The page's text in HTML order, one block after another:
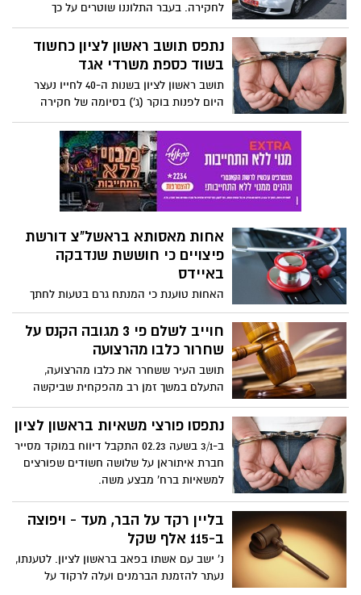
לחקירה. בעבר התלוננו שוטרים על כך
שעמיתתם נהנית מגישה לחומר מסווג בעודה
נשואה ליעד מודיעיני
נתפס תושב ראשון לציון כחשוד
בשוד כספת משרדי אגד
תושב ראשון לציון בשנות ה-40 לחייו נעצר
היום לפנות בוקר (ג') בסיומה של חקירה
סמויה מאומצת שניהלה היחידה ללוחמה
בפשיעה של משטרת ראשל"צ בעקבות תלונה
שנתקבלה לפני כחודש על גניבת 300,000
שקלים במזומן ואקדח בפריצה מתוחכמת
לכספת במשרדי אגד בעיר.
אחות מאסותא בראשל"צ דורשת
פיצויים כי חוששת שנדבקה
באיידס
האחות טוענת כי המנתח גרם בטעות לחתך
באצבעה ולאחר שהתברר כי המנותח הינו
נשא נגיף האיידס היא נזקקה לטיפול תרופתי
מונע שכתוצאה ממנו נגרמו לה נזקים גופניים
חוייב לשלם פי 3 מגובה הקנס על
שחרור כלבו מהרצועה
תושב העיר ששחרר את כלבו מהרצועה,
התעלם במשך זמן רב מהפקחית שביקשה
שיזדהה * מנתוני המוקד העירוני והחברה
לבטחון, עבירות בעלי כלבים הן מהמטרדים
נתפסו פורצי משאיות בראשון לציון
ב-3/1 בשעה 02.23 התקבל דיווח במוקד מסייר
חברת איתוראן על שלושה חשודים שפורצים
למשאיות ברח' מבצע משה.
בליין רקד על הבר, מעד - ויפוצה
ב-115 אלף שקל
נ' ישב עם אשתו בפאב בראשון לציון. לטענתו,
נעתר להזמנת הברמנים ועלה לרקוד על